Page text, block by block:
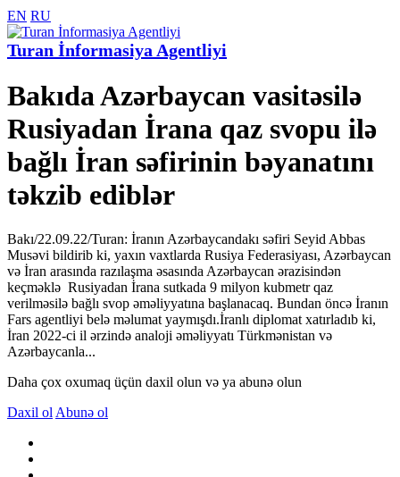
EN RU
Turan İnformasiya Agentliyi
Bakıda Azərbaycan vasitəsilə
Rusiyadan İrana qaz svopu ilə
bağlı İran səfirinin bəyanatını
təkzib ediblər
Bakı/22.09.22/Turan: İranın Azərbaycandakı səfiri Seyid Abbas
Musəvi bildirib ki, yaxın vaxtlarda Rusiya Federasiyası, Azərbaycan
və İran arasında razılaşma əsasında Azərbaycan ərazisindən
keçməklə Rusiyadan İrana sutkada 9 milyon kubmetr qaz
verilməsilə bağlı svop əməliyyatına başlanacaq. Bundan öncə İranın
Fars agentliyi belə məlumat yaymışdı.İranlı diplomat xatırladıb ki,
İran 2022-ci il ərzində analoji əməliyyatı Türkmənistan və
Azərbaycanla...
Daha çox oxumaq üçün daxil olun və ya abunə olun
Daxil ol Abunə ol